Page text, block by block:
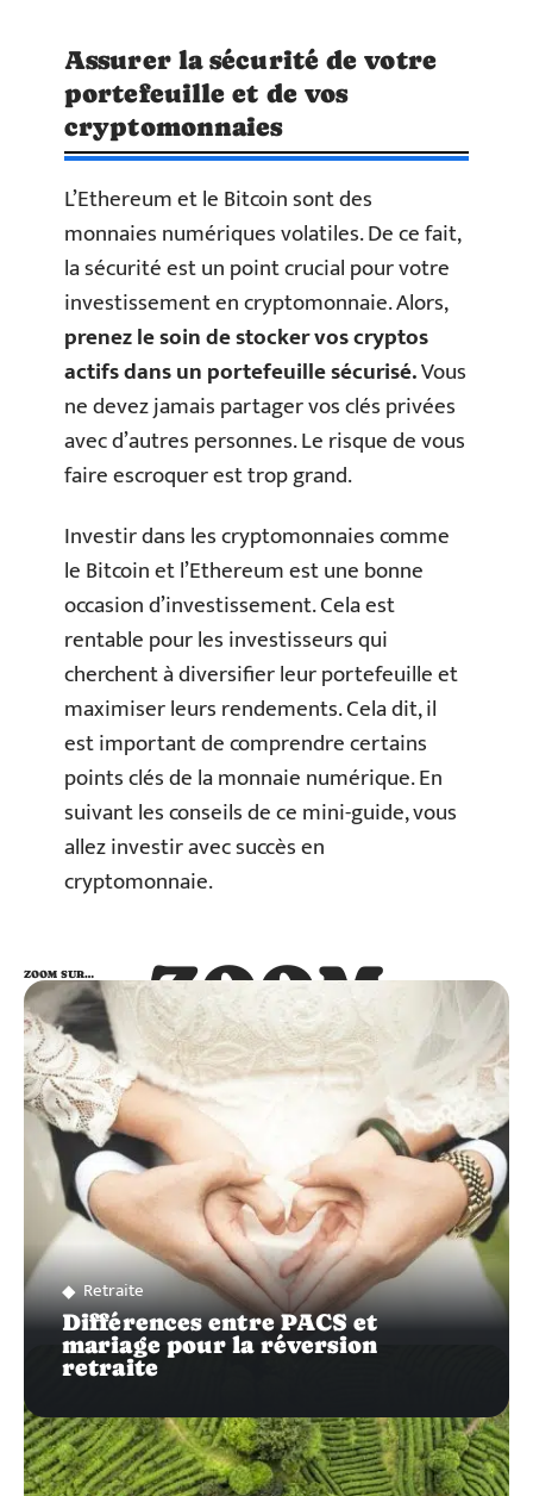
Assurer la sécurité de votre
portefeuille et de vos
cryptomonnaies
L’Ethereum et le Bitcoin sont des
monnaies numériques volatiles. De ce fait,
la sécurité est un point crucial pour votre
investissement en cryptomonnaie. Alors,
prenez le soin de stocker vos cryptos
actifs dans un portefeuille sécurisé.Vous
ne devez jamais partager vos clés privées
avec d’autres personnes. Le risque de vous
faire escroquer est trop grand.
Investir dans les cryptomonnaies comme
le Bitcoin et l’Ethereum est une bonne
occasion d’investissement. Cela est
rentable pour les investisseurs qui
cherchent à diversifier leur portefeuille et
maximiser leurs rendements. Cela dit, il
est important de comprendre certains
points clés de la monnaie numérique. En
suivant les conseils de ce mini-guide, vous
allez investir avec succès en
cryptomonnaie.
ZOOM
SUR…
ZOOM SUR…
Retraite
Différences entre PACS et
mariage pour la réversion
retraite